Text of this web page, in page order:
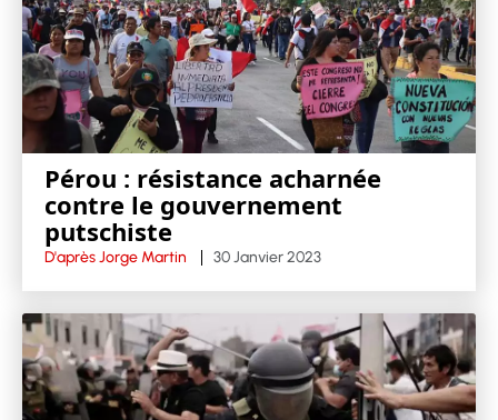
Pérou : résistance acharnée
contre le gouvernement
putschiste
D'après Jorge Martin 30 Janvier 2023